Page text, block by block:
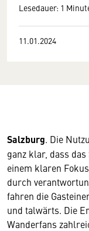
Lesedauer: 1
11.01.2024
Salzburg. Die
ganz klar, dass
einem klaren
durch
fahren die
und talwärts. Die
Wanderfans